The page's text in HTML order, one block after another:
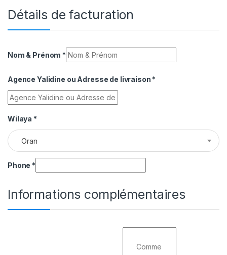
Détails de facturation
Nom & Prénom *
Agence Yalidine ou Adresse de livraison *
Wilaya *
Oran
Phone *
Informations complémentaires